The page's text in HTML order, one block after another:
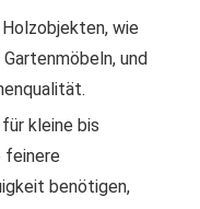
wie
und
kleine bis
benötigen,